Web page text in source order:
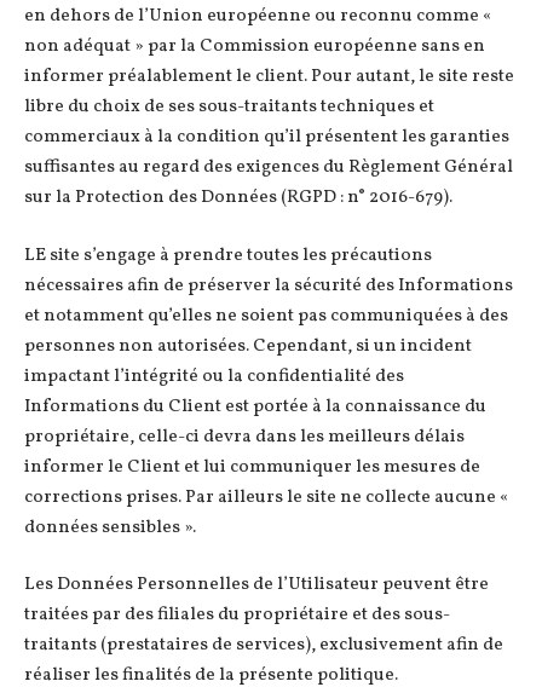
en dehors de l’Union européenne ou reconnu comme «
non adéquat » par la Commission européenne sans en
informer préalablement le client. Pour autant, le site reste
libre du choix de ses sous-traitants techniques et
commerciaux à la condition qu’il présentent les garanties
suffisantes au regard des exigences du Règlement Général
sur la Protection des Données (RGPD : n° 2016-679).
LE site s’engage à prendre toutes les précautions
nécessaires afin de préserver la sécurité des Informations
et notamment qu’elles ne soient pas communiquées à des
personnes non autorisées. Cependant, si un incident
impactant l’intégrité ou la confidentialité des
Informations du Client est portée à la connaissance du
propriétaire, celle-ci devra dans les meilleurs délais
informer le Client et lui communiquer les mesures de
corrections prises. Par ailleurs le site ne collecte aucune «
données sensibles ».
Les Données Personnelles de l’Utilisateur peuvent être
traitées par des filiales du propriétaire et des sous-
traitants (prestataires de services), exclusivement afin de
réaliser les finalités de la présente politique.